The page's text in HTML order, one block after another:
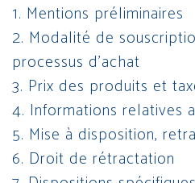
1. Mentions préliminaires
2. Modalité de
processus d’achat
3. Prix des produits et
4. Informations relatives
5. Mise à disposition,
6. Droit de rétractation